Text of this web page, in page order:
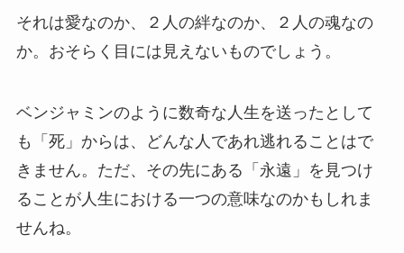
それは愛なのか、２人の絆なのか、２人の魂なの
か。おそらく目には見えないものでしょう。
ベンジャミンのように数奇な人生を送ったとして
も「死」からは、どんな人であれ逃れることはで
きません。ただ、その先にある「永遠」を見つけ
ることが人生における一つの意味なのかもしれま
せんね。